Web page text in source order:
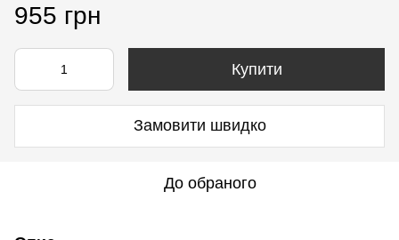
955 грн
Купити
Замовити швидко
До обраного